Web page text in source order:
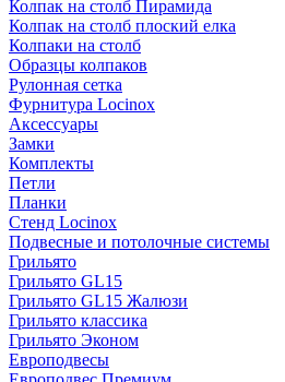
Колпак на столб Пирамида
Колпак на столб плоский елка
Колпаки на столб
Образцы колпаков
Рулонная сетка
Фурнитура Locinox
Аксессуары
Замки
Комплекты
Петли
Планки
Стенд Locinox
Подвесные и потолочные системы
Грильято
Грильято GL15
Грильято GL15 Жалюзи
Грильято классика
Грильято Эконом
Европодвесы